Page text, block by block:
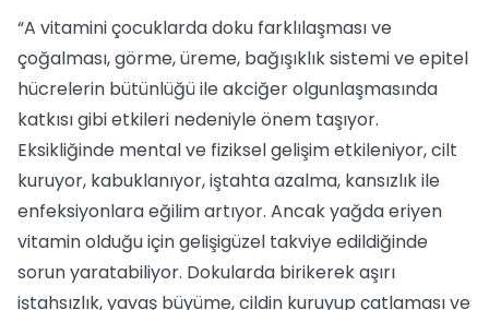
“A vitamini çocuklarda doku farklılaşması ve
çoğalması, görme, üreme, bağışıklık sistemi ve epitel
hücrelerin bütünlüğü ile akciğer olgunlaşmasında
katkısı gibi etkileri nedeniyle önem taşıyor.
Eksikliğinde mental ve fiziksel gelişim etkileniyor, cilt
kuruyor, kabuklanıyor, iştahta azalma, kansızlık ile
enfeksiyonlara eğilim artıyor. Ancak yağda eriyen
vitamin olduğu için gelişigüzel takviye edildiğinde
sorun yaratabiliyor. Dokularda birikerek aşırı
iştahsızlık, yavaş büyüme, cildin kuruyup çatlaması ve